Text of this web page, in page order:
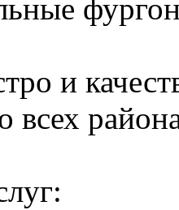
и
всех